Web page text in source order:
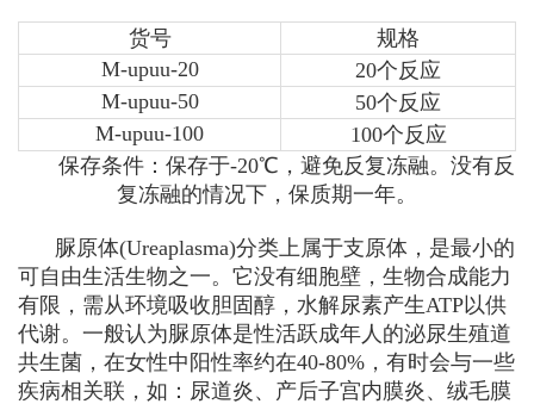
货号
规格
M-upuu-20
20个反应
M-upuu-50
50个反应
M-upuu-100
100个反应
保存条件：保存于-20℃，避免反复冻融。没有反
复冻融的情况下，保质期一年。
脲原体(Ureaplasma)分类上属于支原体，是最小的
可自由生活生物之一。它没有细胞壁，生物合成能力
有限，需从环境吸收胆固醇，水解尿素产生ATP以供
代谢。一般认为脲原体是性活跃成年人的泌尿生殖道
共生菌，在女性中阳性率约在40-80%，有时会与一些
疾病相关联，如：尿道炎、产后子宫内膜炎、绒毛膜